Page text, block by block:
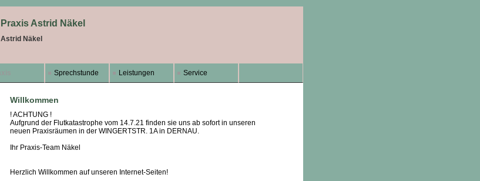
Praxis Astrid Näkel
Astrid Näkel
Sprechstunde Leistungen Service
Willkommen
! ACHTUNG !
Aufgrund der Flutkatastrophe vom 14.7.21 finden sie uns ab sofort in unseren
neuen Praxisräumen in der WINGERTSTR. 1A in DERNAU.
Ihr Praxis-Team Näkel
Herzlich Willkommen auf unseren Internet-Seiten!